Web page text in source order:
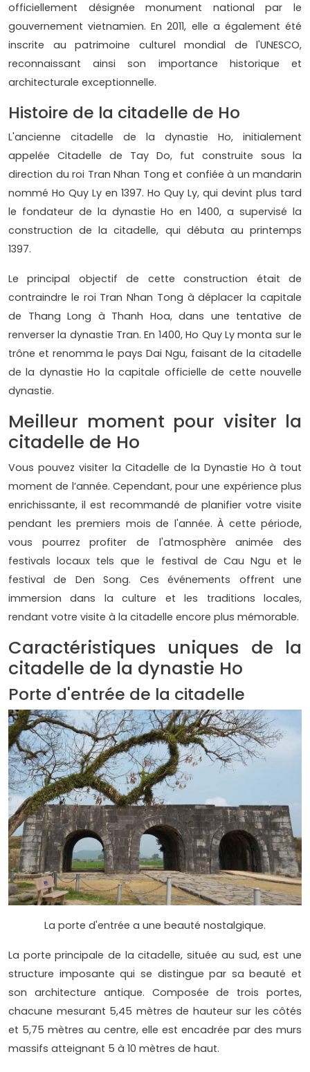
officiellement désignée monument national par le
gouvernement vietnamien. En 2011, elle a également été
inscrite au patrimoine culturel mondial de l'UNESCO,
reconnaissant ainsi son importance historique et
architecturale exceptionnelle.
Histoire de la citadelle de Ho
L'ancienne citadelle de la dynastie Ho, initialement
appelée Citadelle de Tay Do, fut construite sous la
direction du roi Tran Nhan Tong et confiée à un mandarin
nommé Ho Quy Ly en 1397. Ho Quy Ly, qui devint plus tard
le fondateur de la dynastie Ho en 1400, a supervisé la
construction de la citadelle, qui débuta au printemps
1397.
Le principal objectif de cette construction était de
contraindre le roi Tran Nhan Tong à déplacer la capitale
de Thang Long à Thanh Hoa, dans une tentative de
renverser la dynastie Tran. En 1400, Ho Quy Ly monta sur le
trône et renomma le pays Dai Ngu, faisant de la citadelle
de la dynastie Ho la capitale officielle de cette nouvelle
dynastie.
Meilleur moment pour visiter la
citadelle de Ho
Vous pouvez visiter la Citadelle de la Dynastie Ho à tout
moment de l’année. Cependant, pour une expérience plus
enrichissante, il est recommandé de planifier votre visite
pendant les premiers mois de l'année. À cette période,
vous pourrez profiter de l'atmosphère animée des
festivals locaux tels que le festival de Cau Ngu et le
festival de Den Song. Ces événements offrent une
immersion dans la culture et les traditions locales,
rendant votre visite à la citadelle encore plus mémorable.
Caractéristiques uniques de la
citadelle de la dynastie Ho
Porte d'entrée de la citadelle
La porte d'entrée a une beauté nostalgique.
La porte principale de la citadelle, située au sud, est une
structure imposante qui se distingue par sa beauté et
son architecture antique. Composée de trois portes,
chacune mesurant 5,45 mètres de hauteur sur les côtés
et 5,75 mètres au centre, elle est encadrée par des murs
massifs atteignant 5 à 10 mètres de haut.